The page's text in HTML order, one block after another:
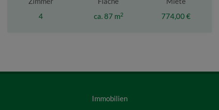
4
ca. 87 m2
774,00 €
Immobilien